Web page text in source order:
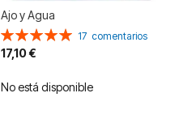
Ajo y Agua
Valoración:
100%
17 comentarios
17,10 €
No está disponible